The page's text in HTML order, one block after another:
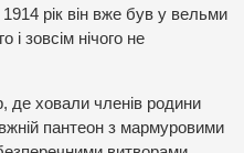
рік він вже був у вельми
і зовсім нічого не
де ховали членів родини
пантеон з мармуровими